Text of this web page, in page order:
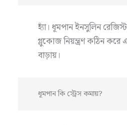
হ্যাঁ। ধূমপান ইনসুলিন
গ্লুকোজ নিয়ন্ত্রণ কঠিন করে
বাড়ায়।
ধূমপান কি স্ট্রেস কমায়?